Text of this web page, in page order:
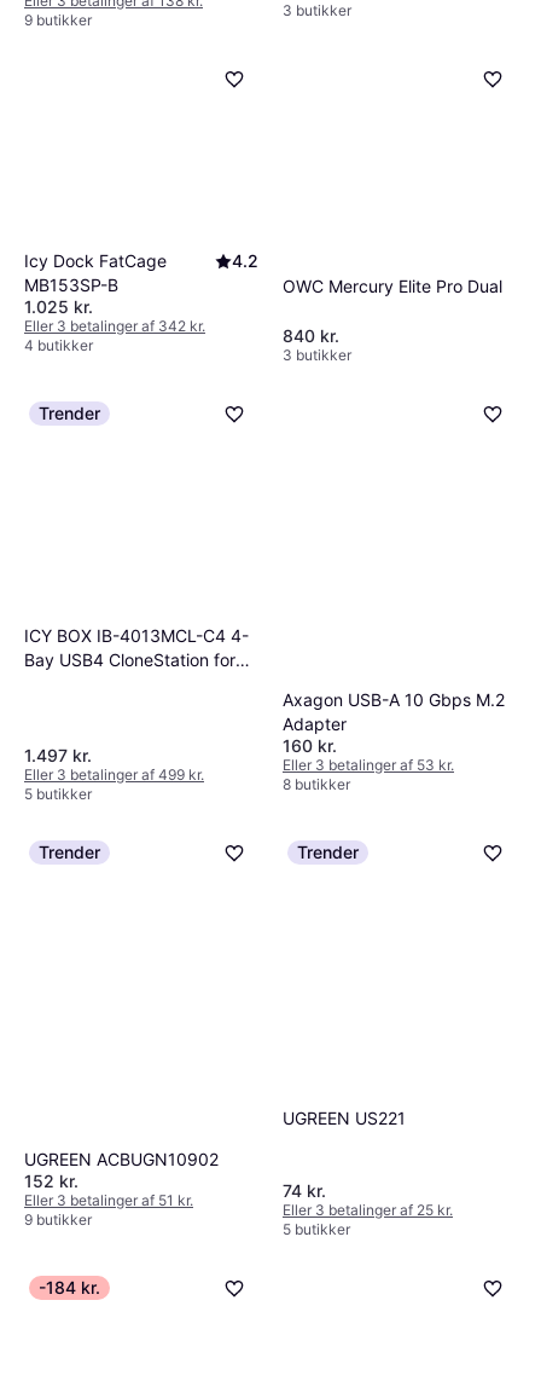
9 butikker
3 butikker
Icy Dock FatCage
MB153SP-B
4.2
1.025 kr.
Eller 3 betalinger af 342 kr.
4 butikker
OWC Mercury Elite Pro Dual
840 kr.
3 butikker
Trender
ICY BOX IB-4013MCL-C4 4-
Bay USB4 CloneStation for
1.497 kr.
Eller 3 betalinger af 499 kr.
5 butikker
Axagon USB-A 10 Gbps M.2
Adapter
160 kr.
Eller 3 betalinger af 53 kr.
8 butikker
Trender
UGREEN ‎ACBUGN10902
152 kr.
Eller 3 betalinger af 51 kr.
9 butikker
Trender
UGREEN US221
74 kr.
Eller 3 betalinger af 25 kr.
5 butikker
-184 kr.